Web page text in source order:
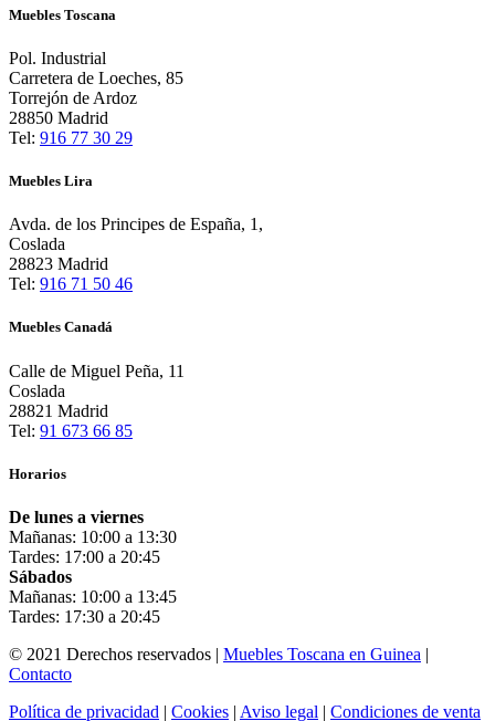
Muebles Toscana
Pol. Industrial
Carretera de Loeches, 85
Torrejón de Ardoz
28850 Madrid
Tel: 916 77 30 29
Muebles Lira
Avda. de los Principes de España, 1,
Coslada
28823 Madrid
Tel: 916 71 50 46
Muebles Canadá
Calle de Miguel Peña, 11
Coslada
28821 Madrid
Tel: 91 673 66 85
Horarios
De lunes a viernes
Mañanas: 10:00 a 13:30
Tardes: 17:00 a 20:45
Sábados
Mañanas: 10:00 a 13:45
Tardes: 17:30 a 20:45
© 2021 Derechos reservados | Muebles Toscana en Guinea |
Contacto
Política de privacidad | Cookies | Aviso legal | Condiciones de venta